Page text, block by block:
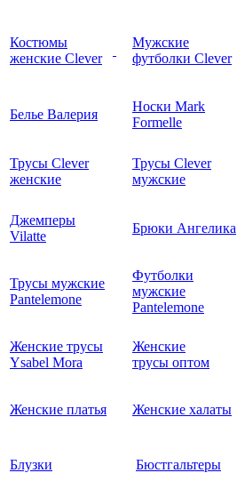
Костюмы
женские Clever
Мужские
футболки Clever
Белье Валерия
Носки Mark
Formelle
Трусы Clever
женские
Трусы Clever
мужские
Джемперы
Vilatte
Брюки Ангелика
Трусы мужские
Pantelemone
Футболки
мужские
Pantelemone
Женские трусы
Ysabel Mora
Женские
трусы оптом
Женские платья Женские халаты
Блузки Бюстгальтеры